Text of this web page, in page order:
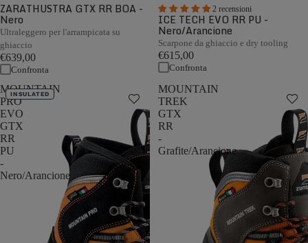
ZARATHUSTRA GTX RR BOA -
Nero
Ultraleggero per l'arrampicata su
ghiaccio
€639,00
Confronta
2 recensioni
ICE TECH EVO RR PU -
Nero/Arancione
Scarpone da ghiaccio e dry tooling
€615,00
Confronta
MOUNTAIN
PRO
EVO
GTX
RR
PU
-
Nero/Arancione
INSULATED
MOUNTAIN
TREK
GTX
RR
-
Grafite/Arancione